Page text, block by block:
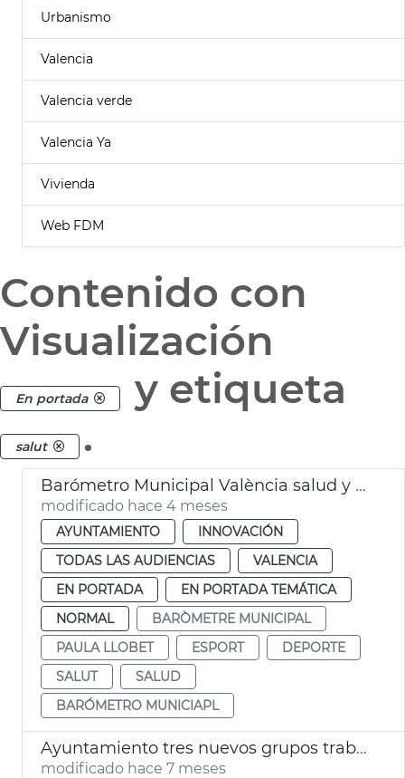
Urbanismo
Valencia
Valencia verde
Valencia Ya
Vivienda
Web FDM
Contenido con
Visualización
En portada y etiqueta
salut .
Barómetro Municipal València salud y deporte
modificado hace 4 meses
AYUNTAMIENTO
INNOVACIÓN
TODAS LAS AUDIENCIAS
VALENCIA
EN PORTADA
EN PORTADA TEMÁTICA
NORMAL
BARÒMETRE MUNICIPAL
PAULA LLOBET
ESPORT
DEPORTE
SALUT
SALUD
BARÓMETRO MUNICIAPL
Ayuntamiento tres nuevos grupos trabajo València Music City
modificado hace 7 meses